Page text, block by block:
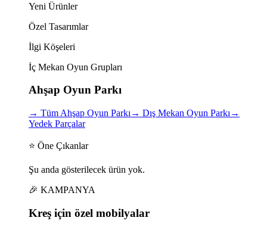
Yeni Ürünler
Özel Tasarımlar
İlgi Köşeleri
İç Mekan Oyun Grupları
Ahşap Oyun Parkı
→ Tüm Ahşap Oyun Parkı → Dış Mekan Oyun Parkı →
Yedek Parçalar
⭐ Öne Çıkanlar
Şu anda gösterilecek ürün yok.
🎉 KAMPANYA
Kreş için özel mobilyalar